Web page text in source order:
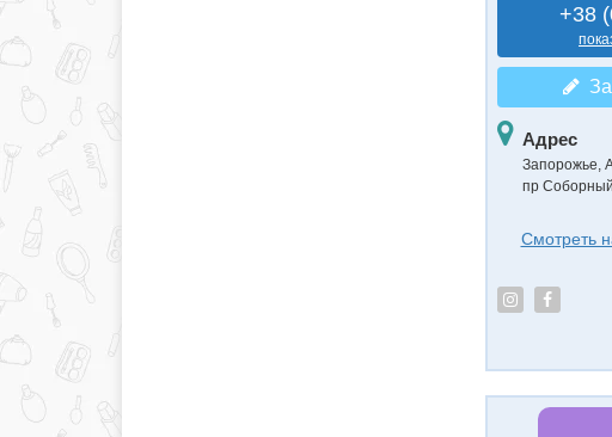
+38
Адрес
Запорожье,
пр
Смотреть